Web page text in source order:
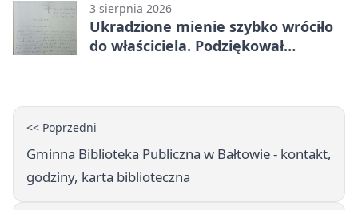
3 sierpnia 2026
Ukradzione mienie szybko wróciło
do właściciela. Podziękował
<< Poprzedni
Gminna Biblioteka Publiczna w Bałtowie - kontakt,
godziny, karta biblioteczna